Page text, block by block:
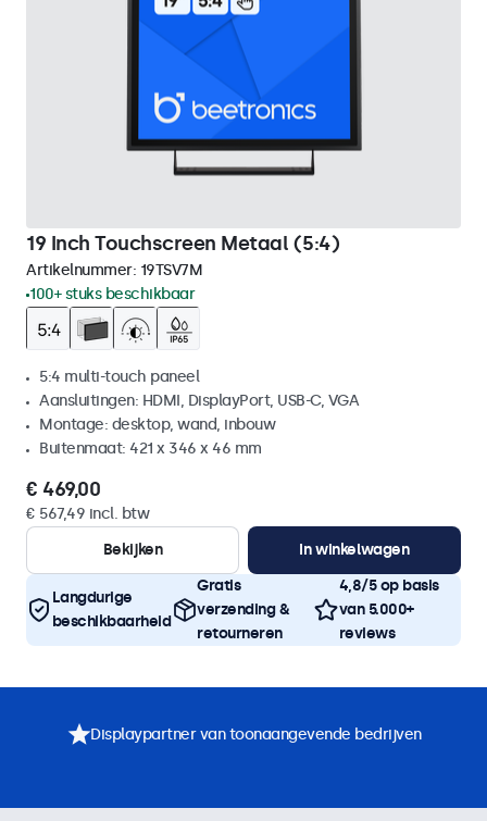
19 Inch Touchscreen Metaal (5:4)
Artikelnummer: 19TSV7M
100+ stuks beschikbaar
5:4 multi-touch paneel
Aansluitingen: HDMI, DisplayPort, USB-C, VGA
Montage: desktop, wand, inbouw
Buitenmaat: 421 x 346 x 46 mm
€ 469,00
€ 567,49 incl. btw
Bekijken
In winkelwagen
Langdurige
beschikbaarheid
Gratis
verzending &
retourneren
4,8/5 op basis
van 5.000+
reviews
Displaypartner van toonaangevende bedrijven